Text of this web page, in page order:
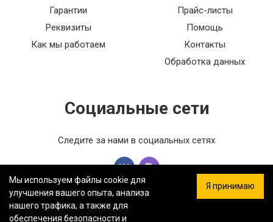
Гарантии
Реквизиты
Как мы работаем
Прайс-листы
Помощь
Контакты
Обработка данных
Социальные сети
Следите за нами в социальных сетях
Мы используем файлы cookie для
улучшения вашего опыта, анализа
нашего трафика, а также для
обеспечения безопасности и
Я принимаю